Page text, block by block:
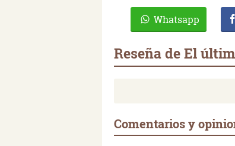
Whatsapp
Reseña de El
Comentarios y